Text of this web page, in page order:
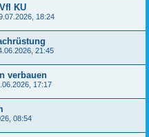
KU
18:24
21:45
verbauen
17:17
08:54